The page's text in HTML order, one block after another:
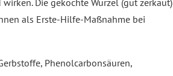
als Erste-Hilfe-Maßnahme bei
Phenolcarbonsäuren,